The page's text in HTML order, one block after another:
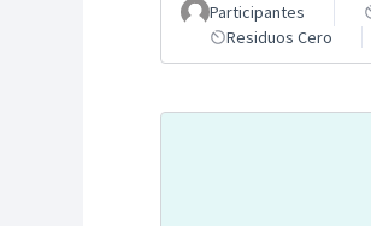
Participantes
Residuos Cero